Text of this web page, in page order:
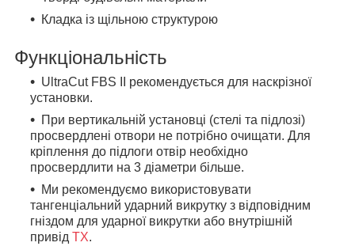
Кладка із щільною структурою
Функціональність
UltraCut FBS II рекомендується для наскрізної
установки.
При вертикальній установці (стелі та підлозі)
просвердлені отвори не потрібно очищати. Для
кріплення до підлоги отвір необхідно
просвердлити на 3 діаметри більше.
Ми рекомендуємо використовувати
тангенціальний ударний викрутку з відповідним
гніздом для ударної викрутки або внутрішній
привід TX.